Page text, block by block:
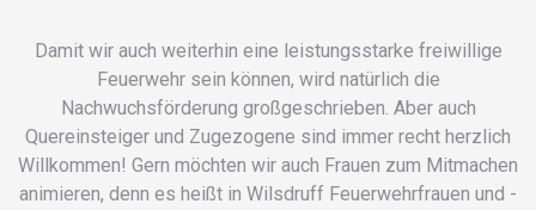
Damit wir auch weiterhin eine leistungsstarke freiwillige
Feuerwehr sein können, wird natürlich die
Nachwuchsförderung großgeschrieben. Aber auch
Quereinsteiger und Zugezogene sind immer recht herzlich
Willkommen! Gern möchten wir auch Frauen zum Mitmachen
animieren, denn es heißt in Wilsdruff Feuerwehrfrauen und -